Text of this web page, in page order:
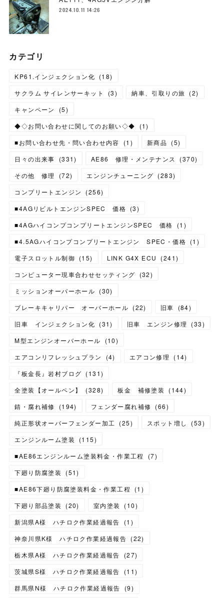
2024.10.11 14:26
カテゴリ
KP61.インジェクション化 (18)
サクラム サイレンサーキット
(3) 納車、引取りの旅 (2)
キャンペーン
(5)
◆◇お問い合わせに関してのお願い◇◆
(1)
■お問い合わせ先・問い合わせ内容
(1 ) 新商品 (5)
日々の出来事
(331) AE86 修理・メンテナンス (370)
その他 修理
(72) エンジンチューニング (283)
コンプリートエンジン
(256)
■4AGリビルトエンジンSPEC 価格 (3)
■4AGハイコンプコンプリートエンジンSPEC 価格
(1 )
■4.5AGハイコンプコンプリートエンジン SPEC・価格 (1 )
電子スロットル制御 (15) LINK G4X ECU (241)
コンピューター現車合わせセッティング
(32)
ミッションオーバーホール (30)
ブレーキキャリパー オーバーホール (22) 旧車 (84)
旧車 インジェクション化 (31) 旧車 エンジン修理 (33)
M型エンジンオーバーホール
(10)
エアコンリフレッシュプラン
(4) エアコン修理 (14)
『板金長』岩村ブログ (131)
全塗装【オールペン】
(328) 板金 補修塗装 (144)
錆・腐れ補修
(194) フェンダー腐れ補修 (66)
純正形状オーバーフェンダー加工
(25) スポット増し (53)
エンジンルーム塗装
(115)
■AE86エンジンルーム塗装料金・作業工程
(7)
下廻り防腐塗装
(51)
■AE86下廻り防腐塗装料金・作業工程
(1 )
下廻り部品塗装
(20) 室内塗装 (10)
新潟県A様 ハチロク作業経過報告
(1 )
神奈川県K様 ハチロク作業経過報告 (22)
栃木県A様 ハチロク作業経過報告
(27)
茨城県S様 ハチロク作業経過報告
(11)
群馬県N様 ハチロク作業経過報告
(9)